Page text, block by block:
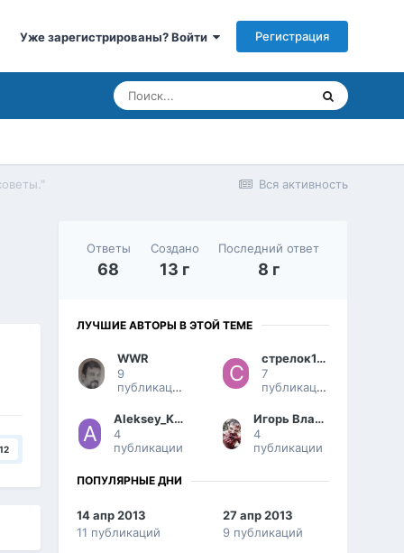
Уже зарегистрированы? Войти Регистрация
Вся активность
Ответы
68
Создано
13 г
Последний ответ
8 г
ЛУЧШИЕ АВТОРЫ В ЭТОЙ ТЕМЕ
WWR
9
публикаций
стрелок1967
7
публикаций
Aleksey_Kuritsin
4
публикации
Игорь Владимирович
4
публикации
ПОПУЛЯРНЫЕ ДНИ
14 апр 2013
11 публикаций
27 апр 2013
9 публикаций